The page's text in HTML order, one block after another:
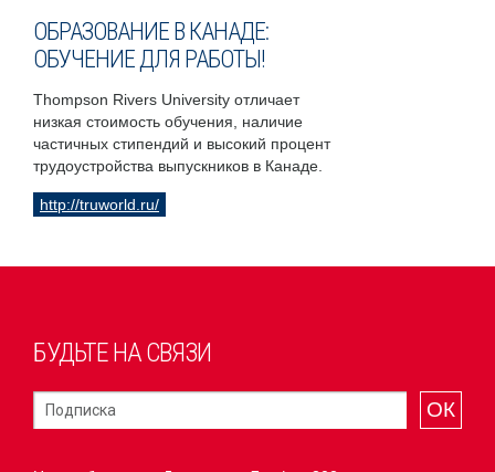
ОБРАЗОВАНИЕ В КАНАДЕ:
ОБУЧЕНИЕ ДЛЯ РАБОТЫ!
Thompson Rivers University отличает
низкая стоимость обучения, наличие
частичных стипендий и высокий процент
трудоустройства выпускников в Канаде.
http://truworld.ru/
БУДЬТЕ НА СВЯЗИ
ОК